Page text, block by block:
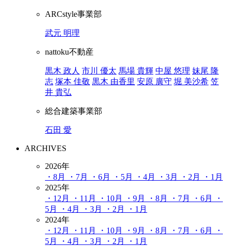
ARCstyle事業部
武元 明理
nattoku不動産
黒木 政人 市川 優太 馬場 貴輝 中屋 悠理 妹尾 隆
志 塚本 佳敬 黒木 由香里 安原 廣守 堀 美沙希 笠
井 貴弘
総合建築事業部
石田 愛
ARCHIVES
2026年
・8月
・7月 ・6月 ・5月 ・4月 ・3月 ・2月
・1月
2025年
・12月
・11月 ・10月 ・9月 ・8月 ・7月 ・6月
・
5月
・4月 ・3月 ・2月
・1月
2024年
・12月
・11月 ・10月 ・9月 ・8月 ・7月 ・6月
・
5月
・4月 ・3月 ・2月
・1月